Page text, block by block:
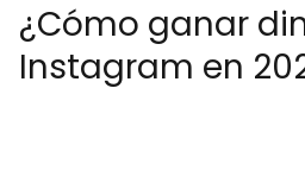
¿Cómo ganar
Instagram en